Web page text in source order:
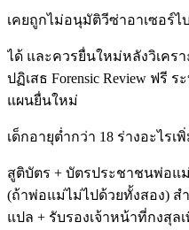
เคยถูกไม่อนุมัติวีซ่าอาเซอร์
ได้ และควรยื่นใหม่หลังวิเคร
ปฏิเสธ Forensic Review ฟรี
แผนยื่นใหม่
เด็กอายุต่ำกว่า 18 ร่างอะไรเ
สูติบัตร + บัตรประชาชนพ่อแ
(ถ้าพ่อแม่ไม่ไปด้วยทั้งสอง) ส
แปล + รับรองเจ้าหน้าที่กงสุล